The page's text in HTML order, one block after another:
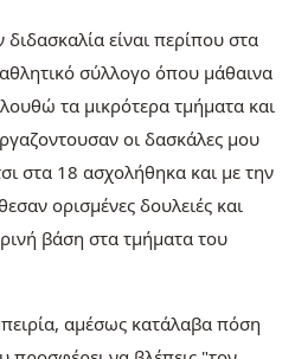
είναι περίπου στα
σύλλογο όπου μάθαινα
τα μικρότερα τμήματα και
οι δασκάλες μου
στα 18 ασχολήθηκα και με την
ορισμένες δουλειές και
βάση στα τμήματα του
αμέσως κατάλαβα πόση